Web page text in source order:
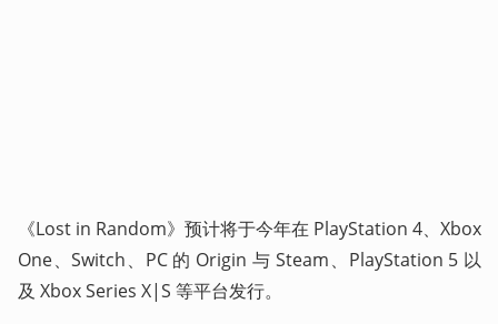
《Lost in Random》预计将于今年在 PlayStation 4、Xbox
One、Switch、PC 的 Origin 与 Steam、PlayStation 5 以
及 Xbox Series X|S 等平台发行。